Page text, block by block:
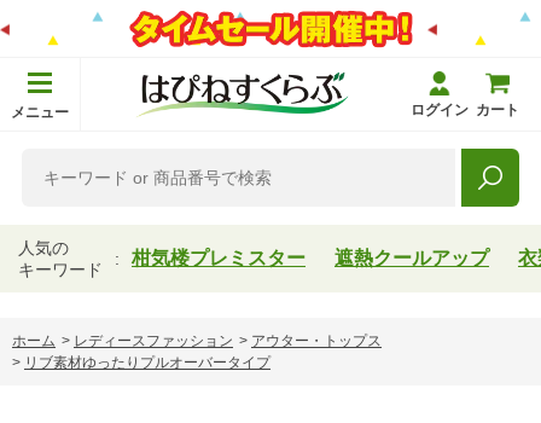
メニュー ログイン カート
人気の
キーワード
柑気楼プレミスター 遮熱クールアップ 衣
ホーム > レディースファッション > アウター・トップス
> リブ素材ゆったりプルオーバータイプ